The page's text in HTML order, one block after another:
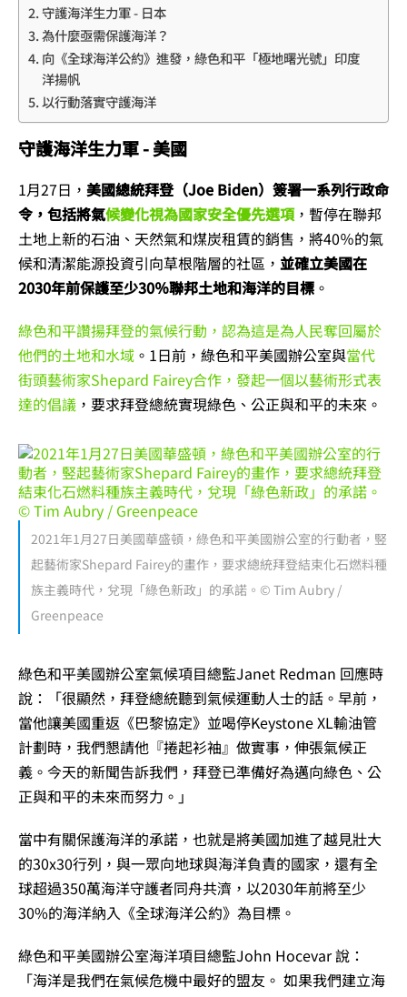
守護海洋生力軍 - 日本
為什麼亟需保護海洋？
向《全球海洋公約》進發，綠色和平「極地曙光號」印度
洋揚帆
以行動落實守護海洋
守護海洋生力軍 - 美國
1月27日， 美國總統拜登（Joe Biden）簽署一系列行政命
令，包括將氣候變化視為國家安全優先選項，暫停在聯邦
土地上新的石油、天然氣和煤炭租賃的銷售，將40％的氣
候和清潔能源投資引向草根階層的社區， 並確立美國在
2030年前保護至少30％聯邦土地和海洋的目標 。
綠色和平讚揚拜登的氣候行動，認為這是為人民奪回屬於
他們的土地和水域 。1日前，綠色和平美國辦公室與當代
街頭藝術家Shepard Fairey合作，發起一個以藝術形式表
達的倡議 ，要求拜登總統實現綠色、公正與和平的未來。
2021年1月27日美國華盛頓，綠色和平美國辦公室的行動者，竪
起藝術家Shepard Fairey的畫作，要求總統拜登結束化石燃料種
族主義時代，兌現「綠色新政」的承諾。© Tim Aubry /
Greenpeace
綠色和平美國辦公室氣候項目總監Janet Redman 回應時
說：「很顯然，拜登總統聽到氣候運動人士的話。早前，
當他讓美國重返《巴黎協定》並喝停Keystone XL輸油管
計劃時，我們懇請他『捲起衫袖』做實事，伸張氣候正
義。今天的新聞告訴我們，拜登已準備好為邁向綠色、公
正與和平的未來而努力。」
當中有關保護海洋的承諾，也就是將美國加進了越見壯大
的30x30行列，與一眾向地球與海洋負責的國家，還有全
球超過350萬海洋守護者同舟共濟，以2030年前將至少
30%的海洋納入《全球海洋公約》為目標。
綠色和平美國辦公室海洋項目總監John Hocevar 說：
「海洋是我們在氣候危機中最好的盟友。 如果我們建立海